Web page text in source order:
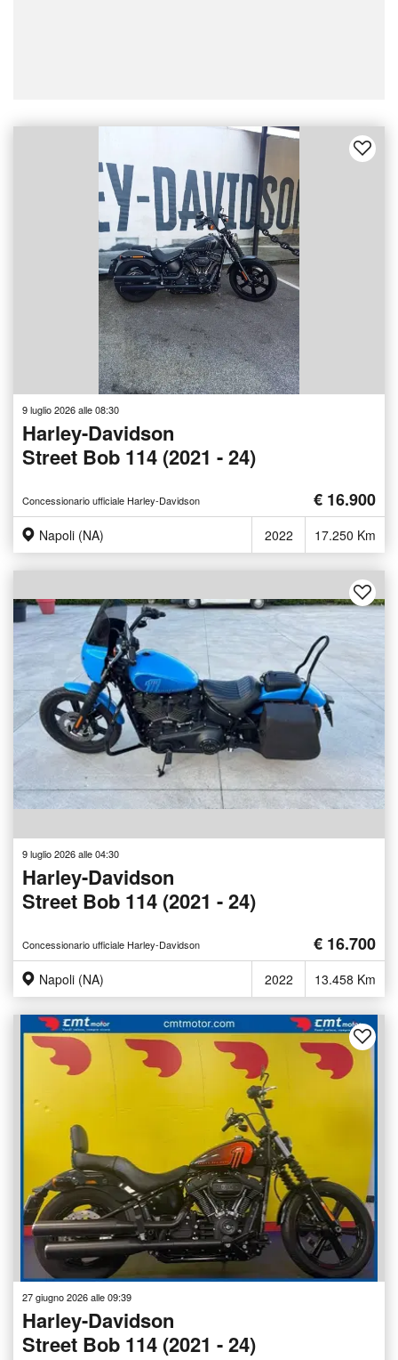
9 luglio 2026 alle 08:30
Harley-Davidson
Street Bob 114 (2021 - 24)
Concessionario ufficiale Harley-Davidson € 16.900
Napoli (NA) 2022 17.250 Km
9 luglio 2026 alle 04:30
Harley-Davidson
Street Bob 114 (2021 - 24)
Concessionario ufficiale Harley-Davidson € 16.700
Napoli (NA) 2022 13.458 Km
27 giugno 2026 alle 09:39
Harley-Davidson
Street Bob 114 (2021 - 24)